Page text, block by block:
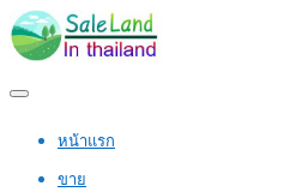
หน้าแรก
ขาย